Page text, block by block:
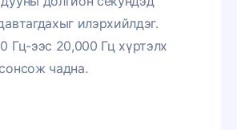
илэрхийлдэг.
Гц-ээс 20,000 Гц хүртэлх
чадна.